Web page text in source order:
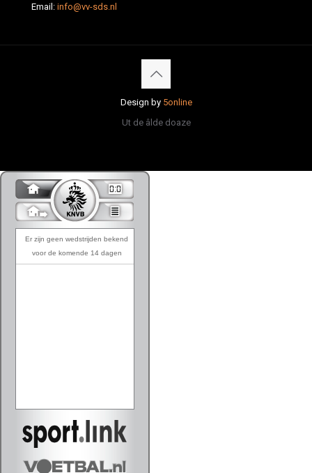
Email: info@vv-sds.nl
Design by 5online
Ut de âlde doaze